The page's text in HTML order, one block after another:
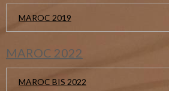
MAROC 2019
MAROC 2022
MAROC BIS 2022